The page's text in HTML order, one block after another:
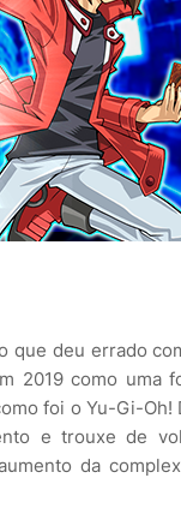
que deu errado
2019 como uma
foi o Yu-Gi-Oh!
e trouxe de
da